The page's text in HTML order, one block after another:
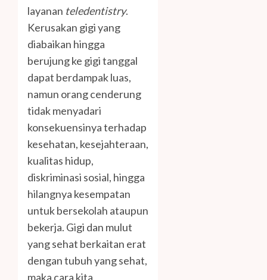
layanan teledentistry.
Kerusakan gigi yang
diabaikan hingga
berujung ke gigi tanggal
dapat berdampak luas,
namun orang cenderung
tidak menyadari
konsekuensinya terhadap
kesehatan, kesejahteraan,
kualitas hidup,
diskriminasi sosial, hingga
hilangnya kesempatan
untuk bersekolah ataupun
bekerja. Gigi dan mulut
yang sehat berkaitan erat
dengan tubuh yang sehat,
maka cara kita